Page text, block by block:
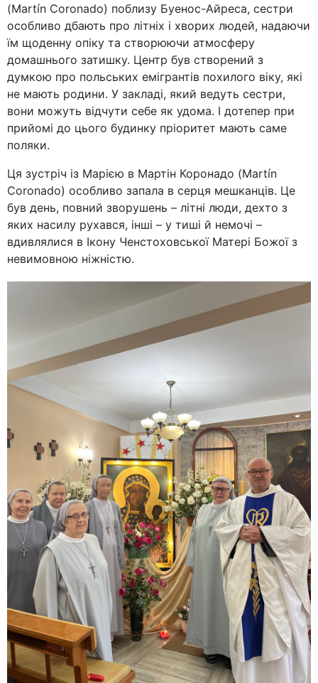
(Martín Coronado) поблизу Буенос-Айреса, сестри
особливо дбають про літніх і хворих людей, надаючи
їм щоденну опіку та створюючи атмосферу
домашнього затишку. Центр був створений з
думкою про польських емігрантів похилого віку, які
не мають родини. У закладі, який ведуть сестри,
вони можуть відчути себе як удома. І дотепер при
прийомі до цього будинку пріоритет мають саме
поляки.
Ця зустріч із Марією в Мартін Коронадо (Martín
Coronado) особливо запала в серця мешканців. Це
був день, повний зворушень – літні люди, дехто з
яких насилу рухався, інші – у тиші й немочі –
вдивлялися в Ікону Ченстоховської Матері Божої з
невимовною ніжністю.